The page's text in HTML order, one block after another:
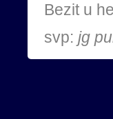
Bezit u
svp: jg